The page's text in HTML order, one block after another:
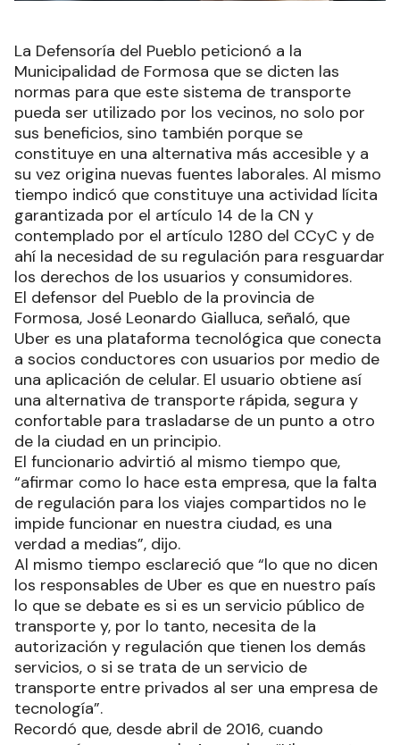
La Defensoría del Pueblo peticionó a la
Municipalidad de Formosa que se dicten las
normas para que este sistema de transporte
pueda ser utilizado por los vecinos, no solo por
sus beneficios, sino también porque se
constituye en una alternativa más accesible y a
su vez origina nuevas fuentes laborales. Al mismo
tiempo indicó que constituye una actividad lícita
garantizada por el artículo 14 de la CN y
contemplado por el artículo 1280 del CCyC y de
ahí la necesidad de su regulación para resguardar
los derechos de los usuarios y consumidores.
El defensor del Pueblo de la provincia de
Formosa, José Leonardo Gialluca, señaló, que
Uber es una plataforma tecnológica que conecta
a socios conductores con usuarios por medio de
una aplicación de celular. El usuario obtiene así
una alternativa de transporte rápida, segura y
confortable para trasladarse de un punto a otro
de la ciudad en un principio.
El funcionario advirtió al mismo tiempo que,
“afirmar como lo hace esta empresa, que la falta
de regulación para los viajes compartidos no le
impide funcionar en nuestra ciudad, es una
verdad a medias”, dijo.
Al mismo tiempo esclareció que “lo que no dicen
los responsables de Uber es que en nuestro país
lo que se debate es si es un servicio público de
transporte y, por lo tanto, necesita de la
autorización y regulación que tienen los demás
servicios, o si se trata de un servicio de
transporte entre privados al ser una empresa de
tecnología”.
Recordó que, desde abril de 2016, cuando